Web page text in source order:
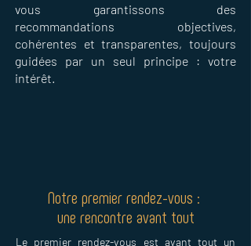
vous garantissons des
recommandations objectives,
cohérentes et transparentes, toujours
guidées par un seul principe : votre
intérêt.
Notre premier rendez-vous :
une rencontre avant tout
Le premier rendez-vous est avant tout un